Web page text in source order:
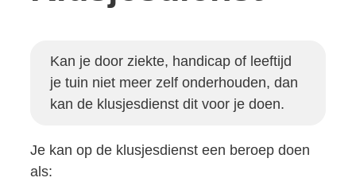
Kan je door ziekte, handicap of leeftijd
je tuin niet meer zelf onderhouden, dan
kan de klusjesdienst dit voor je doen.
Je kan op de klusjesdienst een beroep doen
als: